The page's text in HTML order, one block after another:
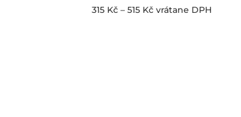
315 Kč – 515 Kč vrátane DPH